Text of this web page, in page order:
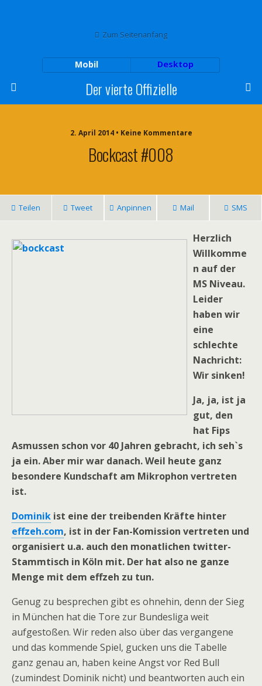
Zum Seitenanfang
Mobil Desktop
Der vierte Offizielle
2. April 2014 • Keine Kommentare
Bockcast #008
Teilen Tweet Anpinnen Mail SMS
Herzlich
Willkomme
n auf der
MS Niveau.
Leider
haben wir
eine
schlechte
Nachricht:
Wir sinken!
Ja, ja, ist ja
gut, den
hat Fips
Asmussen schon vor 40 Jahren gebracht, ich seh`s
ja ein. Aber mir war danach. Weil heute ganz
besondere Kundschaft am Mikrophon vertreten
ist.
Dominik ist eine der treibenden Kräfte hinter
effzeh.com, ist in der Fan-Komission vertreten und
organisiert u.a. auch den monatlichen twitter-
Stammtisch in Köln mit. Der hat also ne ganze
Menge mit dem effzeh zu tun.
Genug zu besprechen gibt es ohnehin, denn der Sieg
in München hat die Tore zur Bundesliga weit
aufgestoßen. Wir reden also über das vergangene
und das kommende Spiel, gucken uns die Tabelle
ganz genau an, haben keine Angst vor Red Bull
(zumindest Dominik nicht) und beantworten auch ein